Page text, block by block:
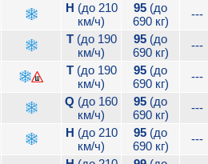
H (до 210
км/ч)
95 (до
690 кг)
---
T(до 190
км/ч)
95 (до
690 кг)
---
T(до 190
км/ч)
95 (до
690 кг)
---
Q (до 160
км/ч)
95 (до
690 кг)
---
H (до 210
км/ч)
95 (до
690 кг)
---